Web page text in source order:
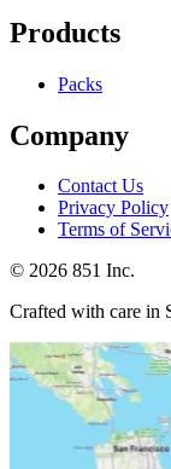
Products
Packs
Company
Contact Us
Privacy Policy
Terms of
© 2026 851 Inc.
Crafted with care in